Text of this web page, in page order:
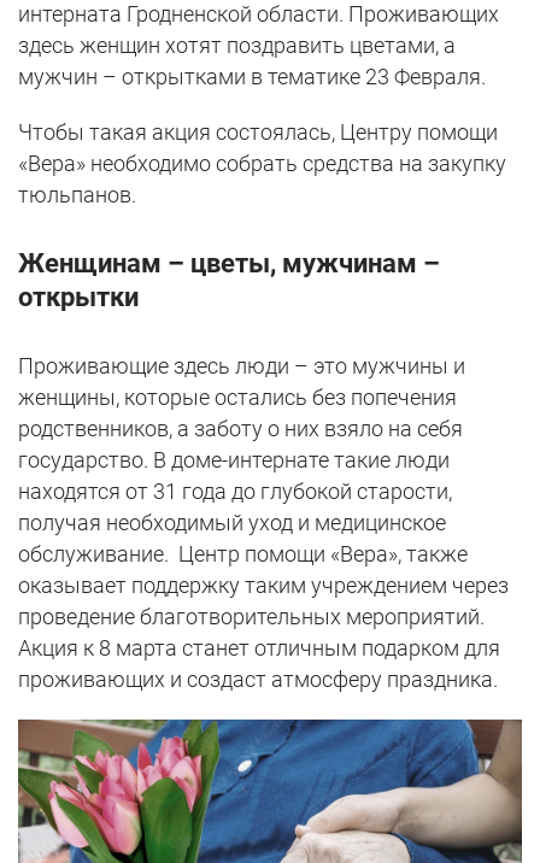
интерната Гродненской области. Проживающих
здесь женщин хотят поздравить цветами, а
мужчин – открытками в тематике 23 Февраля.
Чтобы такая акция состоялась, Центру помощи
«Вера» необходимо собрать средства на закупку
тюльпанов.
Женщинам – цветы, мужчинам –
открытки
Проживающие здесь люди – это мужчины и
женщины, которые остались без попечения
родственников, а заботу о них взяло на себя
государство. В доме-интернате такие люди
находятся от 31 года до глубокой старости,
получая необходимый уход и медицинское
обслуживание. Центр помощи «Вера», также
оказывает поддержку таким учреждением через
проведение благотворительных мероприятий.
Акция к 8 марта станет отличным подарком для
проживающих и создаст атмосферу праздника.